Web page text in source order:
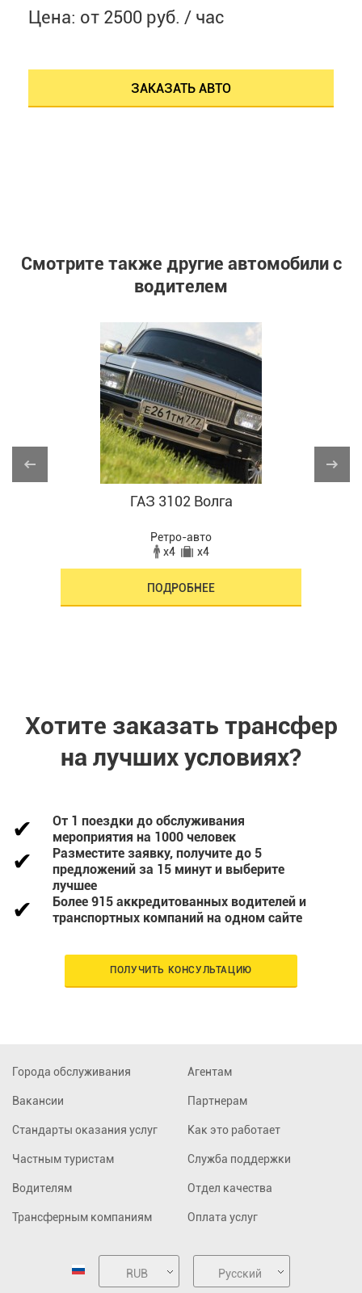
Цена: от 2500 руб. / час
ЗАКАЗАТЬ АВТО
Смотрите также другие автомобили с
водителем
ГАЗ 3102 Bолгa
Ретро-авто
x4
x4
ПОДРОБНЕЕ
Хотите заказать трансфер
на лучших условиях?
От 1 поездки до обслуживания
мероприятия на 1000 человек
Разместите заявку, получите до 5
предложений за 15 минут и выберите
лучшее
Более 915 аккредитованных водителей и
транспортных компаний на одном сайте
ПОЛУЧИТЬ КОНСУЛЬТАЦИЮ
Города обслуживания
Вакансии
Стандарты оказания услуг
Частным туристам
Водителям
Трансферным компаниям
Агентам
Партнерам
Как это работает
Служба поддержки
Отдел качества
Оплата услуг
RUB Русский